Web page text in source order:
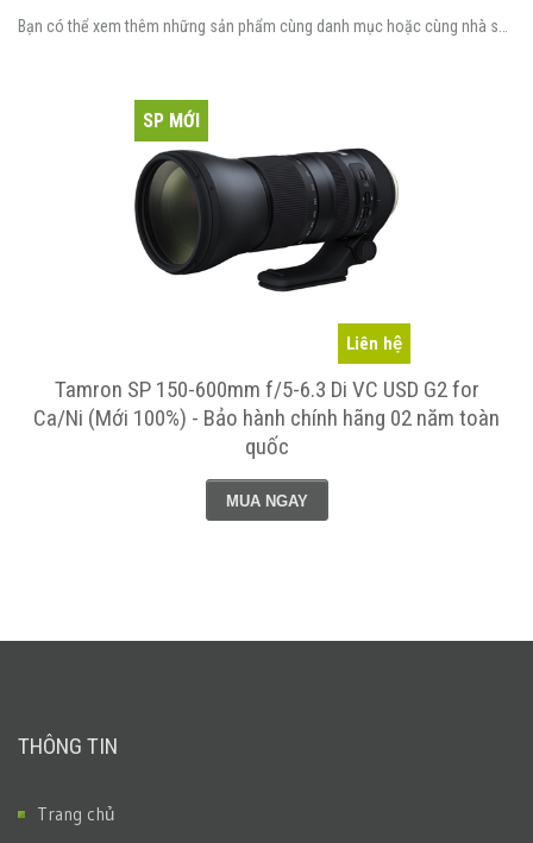
Liên hệ
SP MỚI
Tamron SP 150-600mm f/5-6.3 Di VC USD G2 for
Ca/Ni (Mới 100%) - Bảo hành chính hãng 02 năm toàn
quốc
MUA NGAY
THÔNG TIN
Trang chủ